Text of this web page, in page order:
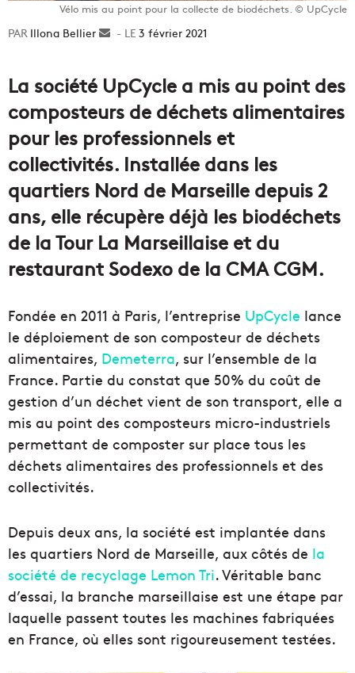
Vélo mis au point pour la collecte de biodéchets. © UpCycle
Illona Bellier
Envoyer3 février 2021
La société UpCycle a mis au point des
composteurs de déchets alimentaires
pour les professionnels et
collectivités. Installée dans les
quartiers Nord de Marseille depuis 2
ans, elle récupère déjà les biodéchets
de la Tour La Marseillaise et du
restaurant Sodexo de la CMA CGM.
Fondée en 2011 à Paris, l’entreprise UpCycle lance
le déploiement de son composteur de déchets
alimentaires, Demeterra, sur l’ensemble de la
France. Partie du constat que 50% du coût de
gestion d’un déchet vient de son transport, elle a
mis au point des composteurs micro-industriels
permettant de composter sur place tous les
déchets alimentaires des professionnels et des
collectivités.
Depuis deux ans, la société est implantée dans
les quartiers Nord de Marseille, aux côtés de la
société de recyclage Lemon Tri. Véritable banc
d’essai, la branche marseillaise est une étape par
laquelle passent toutes les machines fabriquées
en France, où elles sont rigoureusement testées.